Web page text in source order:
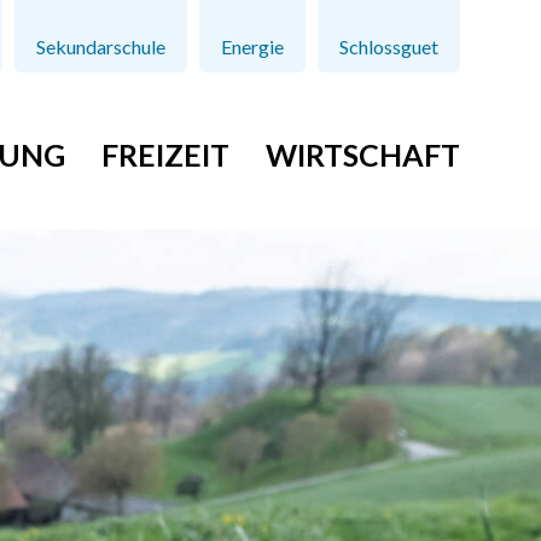
Sekundarschule Energie Schlossguet
FREIZEIT WIRTSCHAFT